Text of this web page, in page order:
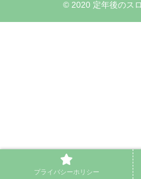
© 2020 定年後のス
プライバシーホリシー